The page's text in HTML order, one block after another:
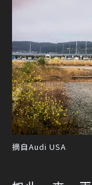
摘自Audi USA